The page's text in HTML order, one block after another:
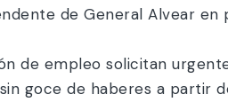
de General Alvear
de empleo solicitan
goce de haberes a partir